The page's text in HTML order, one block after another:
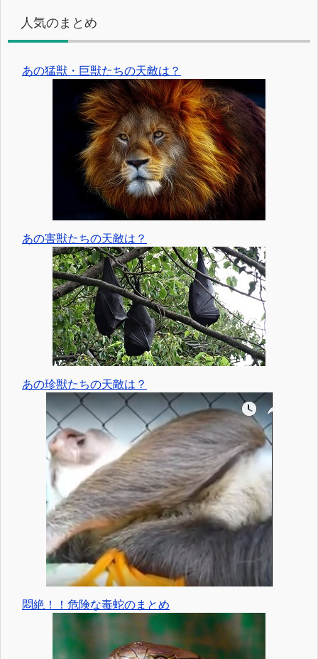
人気のまとめ
あの猛獣・巨獣たちの天敵は？
あの害獣たちの天敵は？
あの珍獣たちの天敵は？
悶絶！！危険な毒蛇のまとめ